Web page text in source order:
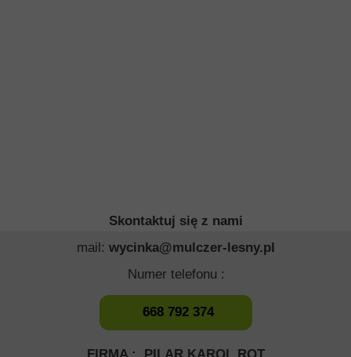
668 792 374
Skontaktuj się z nami
mail: wycinka@mulczer-lesny.pl
Numer telefonu :